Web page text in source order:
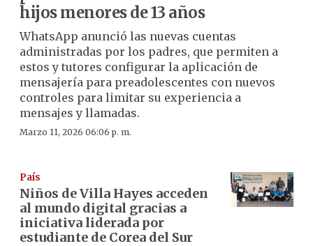
hijos menores de 13 años
WhatsApp anunció las nuevas cuentas
administradas por los padres, que permiten a
estos y tutores configurar la aplicación de
mensajería para preadolescentes con nuevos
controles para limitar su experiencia a
mensajes y llamadas.
Marzo 11, 2026 06:06 p. m.
País
Niños de Villa Hayes acceden
al mundo digital gracias a
iniciativa liderada por
estudiante de Corea del Sur